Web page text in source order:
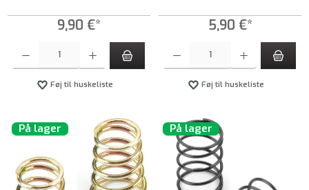
9,90 €*
Føj til huskeliste
5,90 €*
Føj til huskeliste
På lager På lager